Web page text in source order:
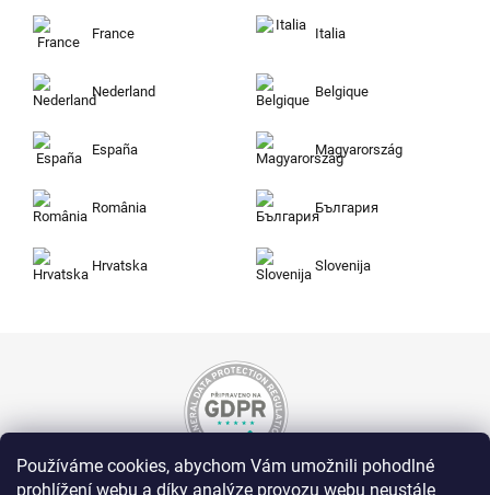
Používáme cookies, abychom Vám umožnili pohodlné
prohlížení webu a díky analýze provozu webu neustále
France Italia
Nederland Belgique
España Magyarország
România България
Hrvatska Slovenija